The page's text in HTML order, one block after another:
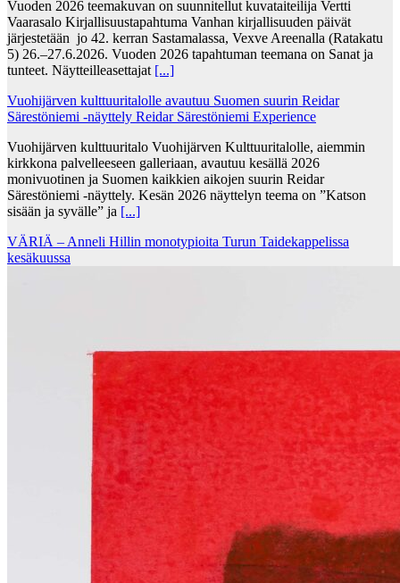
Vuoden 2026 teemakuvan on suunnitellut kuvataiteilija Vertti
Vaarasalo Kirjallisuustapahtuma Vanhan kirjallisuuden päivät
järjestetään jo 42. kerran Sastamalassa, Vexve Areenalla (Ratakatu
5) 26.–27.6.2026. Vuoden 2026 tapahtuman teemana on Sanat ja
tunteet. Näytteilleasettajat [...]
Vuohijärven kulttuuritalolle avautuu Suomen suurin Reidar
Särestöniemi -näyttely Reidar Särestöniemi Experience
Vuohijärven kulttuuritalo Vuohijärven Kulttuuritalolle, aiemmin
kirkkona palvelleeseen galleriaan, avautuu kesällä 2026
monivuotinen ja Suomen kaikkien aikojen suurin Reidar
Särestöniemi -näyttely. Kesän 2026 näyttelyn teema on ”Katson
sisään ja syvälle” ja [...]
VÄRIÄ – Anneli Hillin monotypioita Turun Taidekappelissa
kesäkuussa